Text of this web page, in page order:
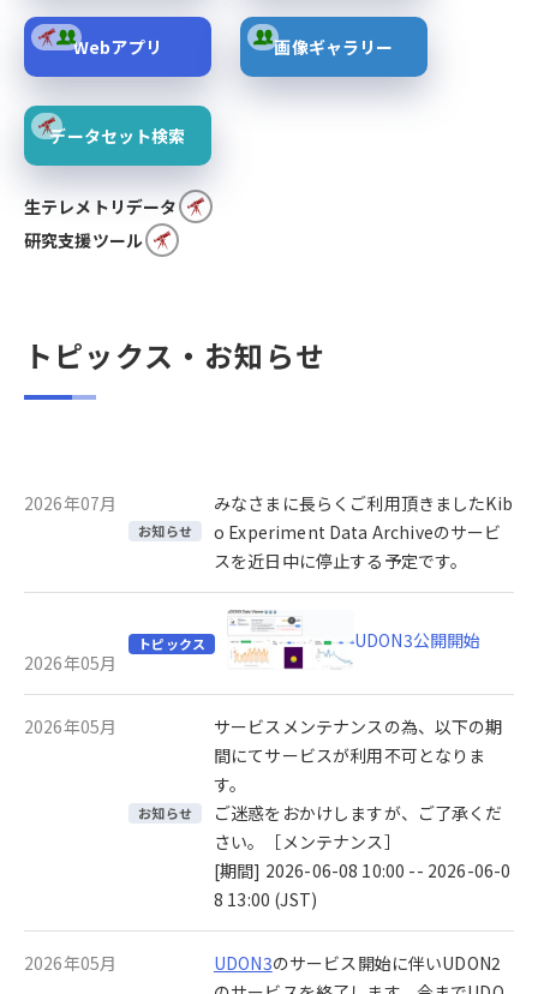
Webアプリ 画像ギャラリー
データセット検索
生テレメトリデータ
研究支援ツール
トピックス・お知らせ
2026年07月
お知らせ
みなさまに長らくご利用頂きましたKib
o Experiment Data Archiveのサービ
スを近日中に停止する予定です。
2026年05月
トピックス UDON3公開開始
2026年05月
お知らせ
サービスメンテナンスの為、以下の期
間にてサービスが利用不可となりま
す。
ご迷惑をおかけしますが、ご了承くだ
さい。［メンテナンス］
[期間] 2026-06-08 10:00 -- 2026-06-0
8 13:00 (JST)
2026年05月 UDON3のサービス開始に伴いUDON2